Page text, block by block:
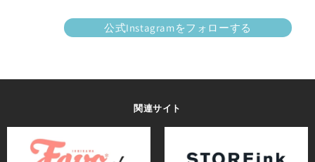
公式Instagramをフォローする
関連サイト